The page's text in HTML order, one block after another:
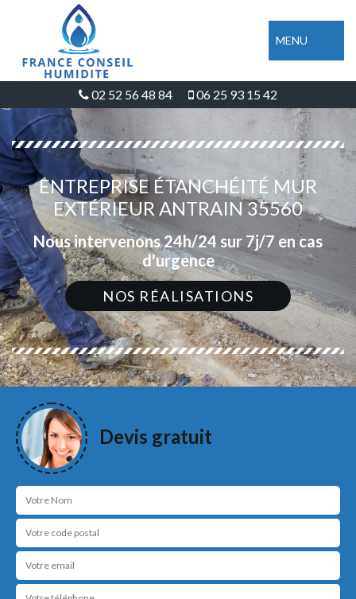
MENU
02 52 56 48 84 06 25 93 15 42
ENTREPRISE ÉTANCHÉITÉ MUR
EXTÉRIEUR ANTRAIN 35560
Nous intervenons 24h/24 sur 7j/7 en cas
d'urgence
NOS RÉALISATIONS
Devis gratuit